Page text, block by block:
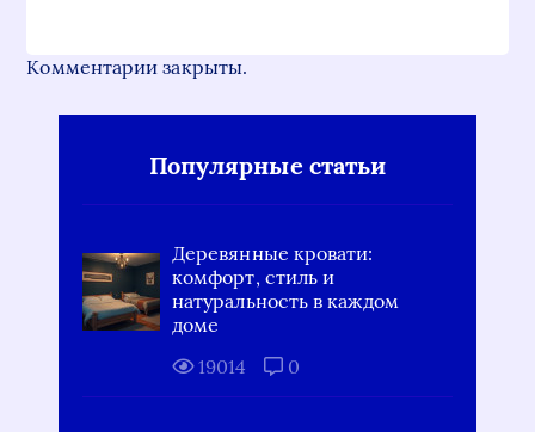
Комментарии закрыты.
Популярные статьи
Деревянные кровати:
комфорт, стиль и
натуральность в каждом
доме
19014
0